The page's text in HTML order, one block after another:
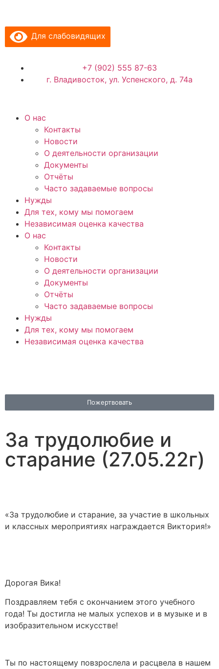
Для слабовидящих
+7 (902) 555 87-63
г. Владивосток, ул. Успенского, д. 74а
О нас
Контакты
Новости
О деятельности организации
Документы
Отчёты
Часто задаваемые вопросы
Нужды
Для тех, кому мы помогаем
Независимая оценка качества
О нас
Контакты
Новости
О деятельности организации
Документы
Отчёты
Часто задаваемые вопросы
Нужды
Для тех, кому мы помогаем
Независимая оценка качества
Пожертвовать
За трудолюбие и
старание (27.05.22г)
«За трудолюбие и старание, за участие в школьных
и классных мероприятиях награждается Виктория!»
Дорогая Вика!
Поздравляем тебя с окончанием этого учебного
года! Ты достигла не малых успехов и в музыке и в
изобразительном искусстве!
Ты по настоящему повзрослела и расцвела в нашем